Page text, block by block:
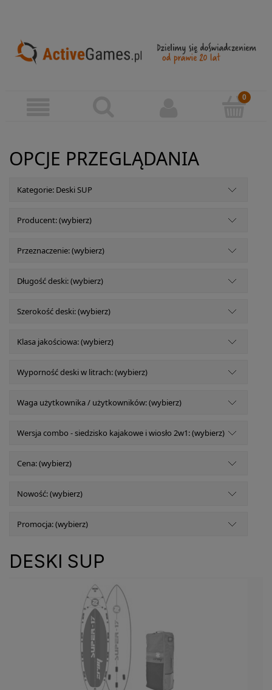
OPCJE PRZEGLĄDANIA
Kategorie: Deski SUP
Producent: (wybierz)
Przeznaczenie: (wybierz)
Długość deski: (wybierz)
Szerokość deski: (wybierz)
Klasa jakościowa: (wybierz)
Wyporność deski w litrach: (wybierz)
Waga użytkownika / użytkowników: (wybierz)
Wersja combo - siedzisko kajakowe i wiosło 2w1: (wybierz)
Cena: (wybierz)
Nowość: (wybierz)
Promocja: (wybierz)
DESKI SUP